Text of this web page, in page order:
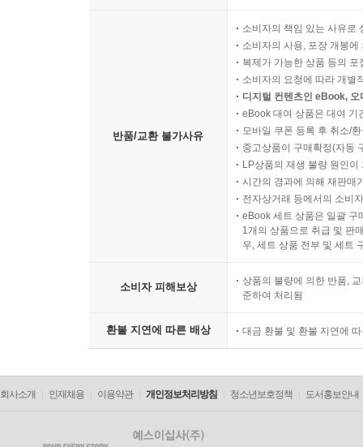
디지털 시대의 남성성과 여성 혐오
4부에서는 온라인문화를 중심으로 디지털 시대
인터넷 공간이 어떻게 남성적 공간이 되었는지 분
‘여성’이라는 젠더의 배척이었다. 인터넷 커뮤
그리고 이렇게 만들어진 초남성적 공간인 일베
형성하는 의례로 작동시키고 있다. 일베식 혐오
획득하지 못한 이들에 대한 혐오를 공유하며 우
생존양식과 연결된다. 김학준은 이런 점에서 ‘농
분석한다. 글쓴이는 오늘날 디지털 공간에서 벌
‘남에게 빌붙어 사치와 허영을 일삼는 자’ ‘리
이용자에게 ‘우리 땅에서 나가’거나 ‘내부의 룰
방법을 통해 해결하려는 노력이 필요하며 무엇보
반품/교환 불가사유
소비자의 책임 있는 사유로
소비자의 사용, 포장 개봉
복제가 가능한 상품 등의
소비자의 요청에 따라 개별
디지털 컨텐츠인 eBook,
eBook 대여 상품은 대여 기
모바일 쿠폰 등록 후 취소/
중고상품이 구매확정(자동
LP상품의 재생 불량 원인
시간의 경과에 의해 재판매
전자상거래 등에서의 소비
eBook 세트 상품은 일괄 구
1개의 상품으로 취급 및 판
우, 세트 상품 전부 및 세트
소비자 피해보상
상품의 불량에 의한 반품,
준하여 처리됨
환불 지연에 따른 배상 대금 환불 및 환불 지연에
회사소개 인재채용 이용약관 개인정보처리방침 청소년보호정책 도서홍보안내